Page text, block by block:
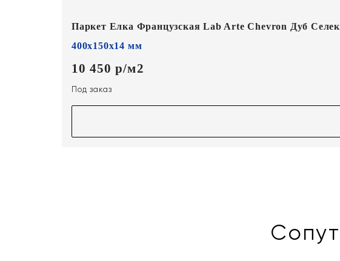
Паркет Елка Французская Lab Arte Chevron Дуб
400х150х14 мм
10 450 р/м2
Под заказ